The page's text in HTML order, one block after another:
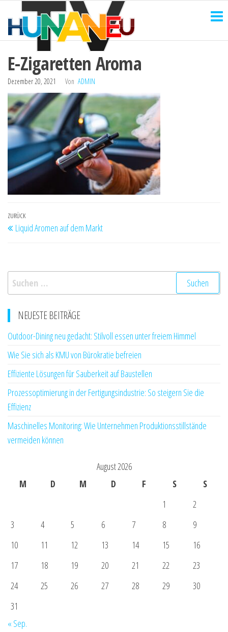
Inhalt
springen
E-Zigaretten Aroma
Dezember 20, 2021 Von ADMIN
Beitragsnavigation
Vorheriger
Beitrag
ZURÜCK
Liquid Aromen auf dem Markt
Suchen
nach:
NEUESTE BEITRÄGE
Outdoor-Dining neu gedacht: Stilvoll essen unter freiem Himmel
Wie Sie sich als KMU von Bürokratie befreien
Effiziente Lösungen für Sauberkeit auf Baustellen
Prozessoptimierung in der Fertigungsindustrie: So steigern Sie die
Effizienz
Maschinelles Monitoring: Wie Unternehmen Produktionsstillstände
vermeiden können
August 2026
M
D M D F S
S
1
2
3
4 5 6 7 8
9
10
11 12 13 14 15
16
17
18 19 20 21 22
23
24
25 26 27 28 29
30
31
« Sep.